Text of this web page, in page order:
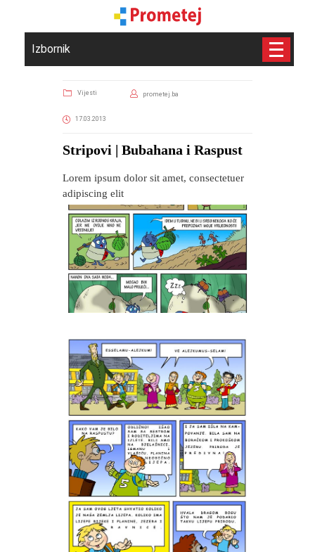
Izbornik
Vijesti prometej.ba
17.03.2013
Stripovi | Bubahana i Raspust
Lorem ipsum dolor sit amet, consectetuer
adipiscing elit